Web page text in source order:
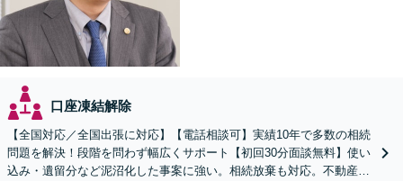
口座凍結解除
【全国対応／全国出張に対応】【電話相談可】実績10年で多数の相続
問題を解決！段階を問わず幅広くサポート【初回30分面談無料】使い
込み・遺留分など泥沼化した事案に強い。相続放棄も対応。不動産相